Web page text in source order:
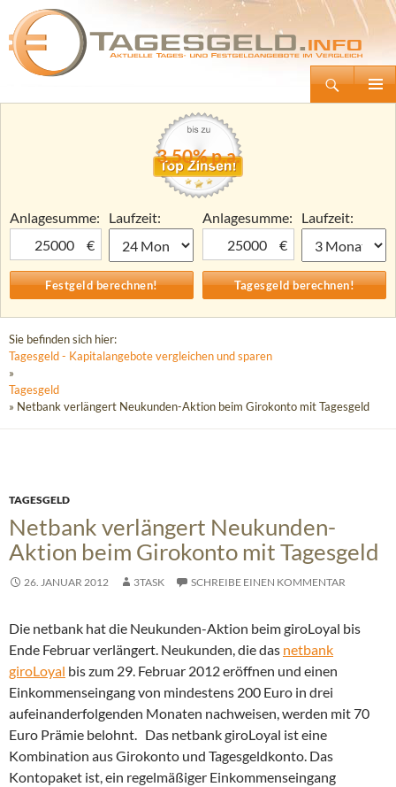
Tagesgeld.info – Tagesgeldkonten vergleichen und Tagesgeld-Zinsen berechnen
Zum
3,50% p.a.
Anlagesumme:
€
Laufzeit:
Anlagesumme:
€
Laufzeit:
Sie befinden sich hier:
Tagesgeld - Kapitalangebote vergleichen und sparen
»
Tagesgeld
» Netbank verlängert Neukunden-Aktion beim Girokonto mit Tagesgeld
TAGESGELD
Netbank verlängert Neukunden-
Aktion beim Girokonto mit Tagesgeld
26. JANUAR 2012 3TASK SCHREIBE EINEN KOMMENTAR
Die netbank hat die Neukunden-Aktion beim giroLoyal bis
Ende Februar verlängert. Neukunden, die das netbank
giroLoyal bis zum 29. Februar 2012 eröffnen und einen
Einkommenseingang von mindestens 200 Euro in drei
aufeinanderfolgenden Monaten nachweisen, werden mit 70
Euro Prämie belohnt. Das netbank giroLoyal ist eine
Kombination aus Girokonto und Tagesgeldkonto. Das
Kontopaket ist, ein regelmäßiger Einkommenseingang